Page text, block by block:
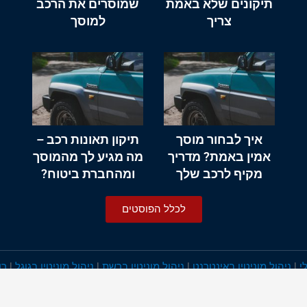
תיקונים שלא באמת
צריך
שמוסרים את הרכב
למוסך
איך לבחור מוסך
אמין באמת? מדריך
מקיף לרכב שלך
תיקון תאונות רכב –
מה מגיע לך מהמוסך
ומהחברת ביטוח?
לכלל הפוסטים
|ניהול מוניטין באינטרנט|ניהול מוניטין ברשת|ניהול מוניטין בגוגל|